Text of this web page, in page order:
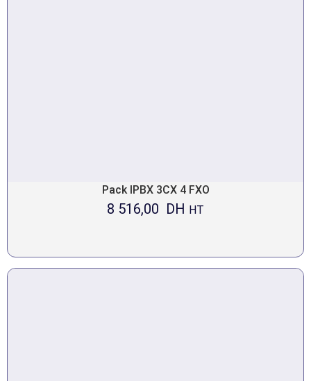
Pack IPBX 3CX 4 FXO
8 516,00 DH HT